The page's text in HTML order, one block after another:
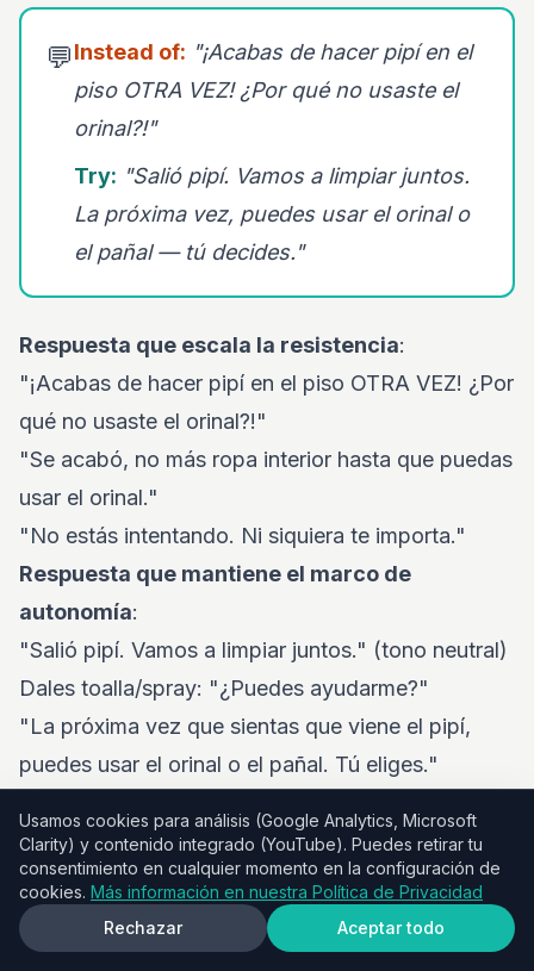
💬Instead of: "¡Acabas de hacer pipí en el
piso OTRA VEZ! ¿Por qué no usaste el
orinal?!"
Try: "Salió pipí. Vamos a limpiar juntos.
La próxima vez, puedes usar el orinal o
el pañal — tú decides."
Respuesta que escala la resistencia:
"¡Acabas de hacer pipí en el piso OTRA VEZ! ¿Por
qué no usaste el orinal?!"
"Se acabó, no más ropa interior hasta que puedas
usar el orinal."
"No estás intentando. Ni siquiera te importa."
Respuesta que mantiene el marco de
autonomía:
"Salió pipí. Vamos a limpiar juntos." (tono neutral)
Dales toalla/spray: "¿Puedes ayudarme?"
"La próxima vez que sientas que viene el pipí,
puedes usar el orinal o el pañal. Tú eliges."
Estableciendo límites amables sobre el
impacto: Si el pipí en el piso se convierte en un
patrón:
"Noto que está saliendo mucho pipí en el piso. No
Usamos cookies para análisis (Google Analytics, Microsoft
Clarity) y contenido integrado (YouTube). Puedes retirar tu
consentimiento en cualquier momento en la configuración de
cookies. Más información en nuestra Política de Privacidad
Rechazar
Aceptar todo